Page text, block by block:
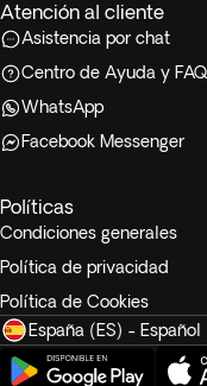
Atención al cliente
Asistencia por chat
Centro de Ayuda y
WhatsApp
Facebook Messenger
Políticas
Condiciones generales
Política de privacidad
Política de Cookies
España (ES) - Español